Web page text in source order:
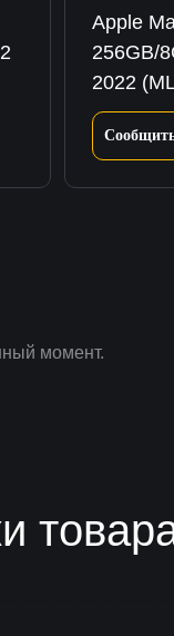
Apple
256GB/
2022
момент.